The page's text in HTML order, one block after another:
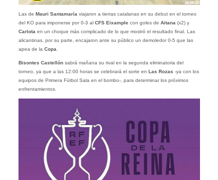
Las de Mauri Santamaría viajaron a tierras catalanas en su debut en el torneo
del KO para imponerse por 0-3 al CFS Eixamplecon goles de Aitana (x2) y
Carlota en un choque más complicado de lo que mostró el resultado final. Las
alicantinas, por su parte, encajaron ante su público un demoledor 0-5 que las
apea de la Copa
Bisontes Castellónsabrá mañana su rival en la segunda eliminatoria del
torneo, ya que a las 12:00 horas se celebrará el sorte en Las Rozas -ya con los
equipos de Primera Fútbol Sala en el bombo-, para determinar los próximos
enfrentamientos.